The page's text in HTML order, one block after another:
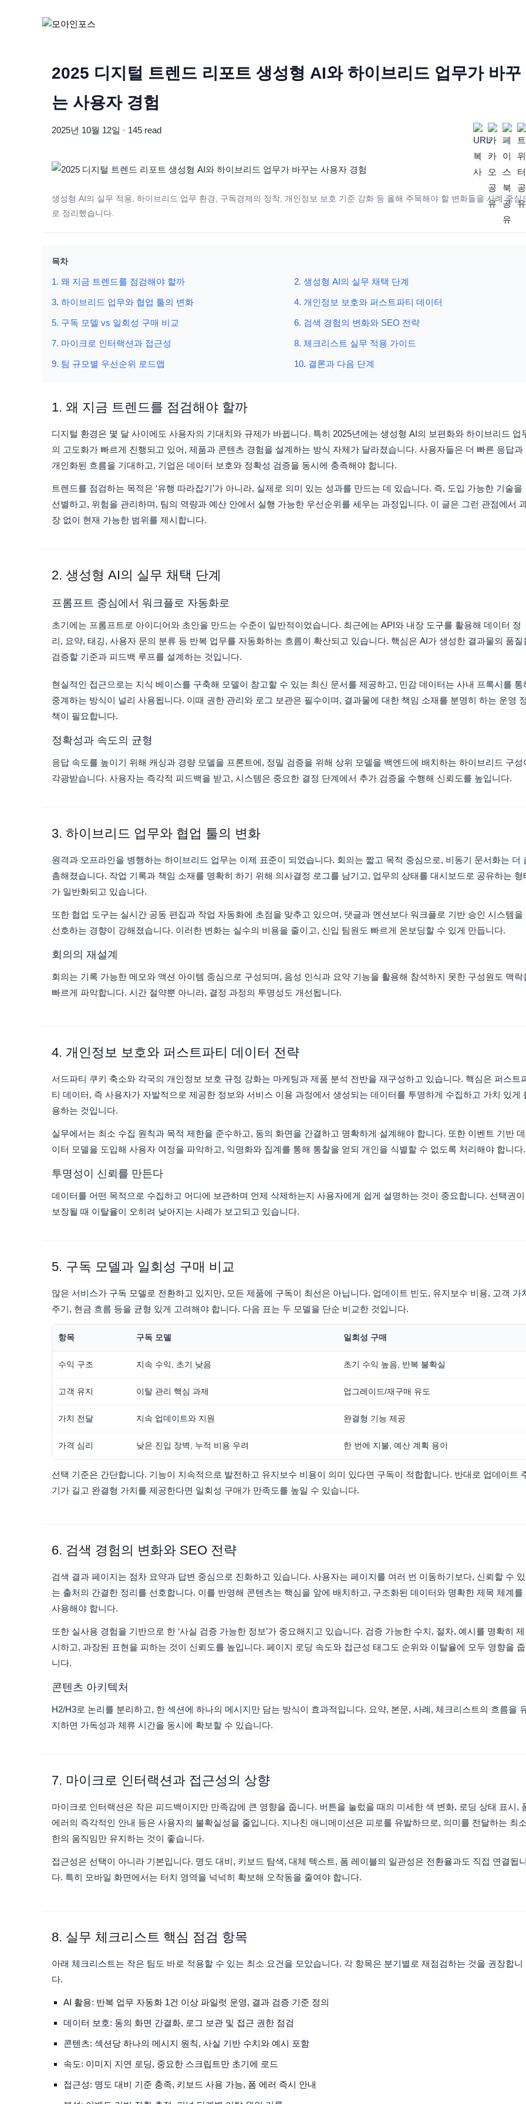
2025 디지털 트렌드 리포트 생성형 AI와 하이브리드 업무가 바꾸
는 사용자 경험
2025년 10월 12일 · 145 read
생성형 AI의 실무 적용, 하이브리드 업무 환경, 구독경제의 정착, 개인정보 보호 기준 강화 등 올해 주목해야 할 변화들을 사례 중심
로 정리했습니다.
목차
1. 왜 지금 트렌드를 점검해야 할까 2. 생성형 AI의 실무 채택 단계
3. 하이브리드 업무와 협업 툴의 변화 4. 개인정보 보호와 퍼스트파티 데이터
5. 구독 모델 vs 일회성 구매 비교 6. 검색 경험의 변화와 SEO 전략
7. 마이크로 인터랙션과 접근성 8. 체크리스트 실무 적용 가이드
9. 팀 규모별 우선순위 로드맵 10. 결론과 다음 단계
1. 왜 지금 트렌드를 점검해야 할까
디지털 환경은 몇 달 사이에도 사용자의 기대치와 규제가 바뀝니다. 특히 2025년에는 생성형 AI의 보편화와 하이브리드 업
의 고도화가 빠르게 진행되고 있어, 제품과 콘텐츠 경험을 설계하는 방식 자체가 달라졌습니다. 사용자들은 더 빠른 응답과
개인화된 흐름을 기대하고, 기업은 데이터 보호와 정확성 검증을 동시에 충족해야 합니다.
트렌드를 점검하는 목적은 ‘유행 따라잡기’가 아니라, 실제로 의미 있는 성과를 만드는 데 있습니다. 즉, 도입 가능한 기술을
선별하고, 위험을 관리하며, 팀의 역량과 예산 안에서 실행 가능한 우선순위를 세우는 과정입니다. 이 글은 그런 관점에서
장 없이 현재 가능한 범위를 제시합니다.
2. 생성형 AI의 실무 채택 단계
프롬프트 중심에서 워크플로 자동화로
초기에는 프롬프트로 아이디어와 초안을 만드는 수준이 일반적이었습니다. 최근에는 API와 내장 도구를 활용해 데이터 정
리, 요약, 태깅, 사용자 문의 분류 등 반복 업무를 자동화하는 흐름이 확산되고 있습니다. 핵심은 AI가 생성한 결과물의 품질
검증할 기준과 피드백 루프를 설계하는 것입니다.
현실적인 접근으로는 지식 베이스를 구축해 모델이 참고할 수 있는 최신 문서를 제공하고, 민감 데이터는 사내 프록시를 통
중계하는 방식이 널리 사용됩니다. 이때 권한 관리와 로그 보관은 필수이며, 결과물에 대한 책임 소재를 분명히 하는 운영
책이 필요합니다.
정확성과 속도의 균형
응답 속도를 높이기 위해 캐싱과 경량 모델을 프론트에, 정밀 검증을 위해 상위 모델을 백엔드에 배치하는 하이브리드 구성
각광받습니다. 사용자는 즉각적 피드백을 받고, 시스템은 중요한 결정 단계에서 추가 검증을 수행해 신뢰도를 높입니다.
3. 하이브리드 업무와 협업 툴의 변화
원격과 오프라인을 병행하는 하이브리드 업무는 이제 표준이 되었습니다. 회의는 짧고 목적 중심으로, 비동기 문서화는 더
촘해졌습니다. 작업 기록과 책임 소재를 명확히 하기 위해 의사결정 로그를 남기고, 업무의 상태를 대시보드로 공유하는 형
가 일반화되고 있습니다.
또한 협업 도구는 실시간 공동 편집과 작업 자동화에 초점을 맞추고 있으며, 댓글과 멘션보다 워크플로 기반 승인 시스템을
선호하는 경향이 강해졌습니다. 이러한 변화는 실수의 비용을 줄이고, 신입 팀원도 빠르게 온보딩할 수 있게 만듭니다.
회의의 재설계
회의는 기록 가능한 메모와 액션 아이템 중심으로 구성되며, 음성 인식과 요약 기능을 활용해 참석하지 못한 구성원도 맥락
빠르게 파악합니다. 시간 절약뿐 아니라, 결정 과정의 투명성도 개선됩니다.
4. 개인정보 보호와 퍼스트파티 데이터 전략
서드파티 쿠키 축소와 각국의 개인정보 보호 규정 강화는 마케팅과 제품 분석 전반을 재구성하고 있습니다. 핵심은 퍼스트
티 데이터, 즉 사용자가 자발적으로 제공한 정보와 서비스 이용 과정에서 생성되는 데이터를 투명하게 수집하고 가치 있게
용하는 것입니다.
실무에서는 최소 수집 원칙과 목적 제한을 준수하고, 동의 화면을 간결하고 명확하게 설계해야 합니다. 또한 이벤트 기반 데
이터 모델을 도입해 사용자 여정을 파악하고, 익명화와 집계를 통해 통찰을 얻되 개인을 식별할 수 없도록 처리해야 합니다.
투명성이 신뢰를 만든다
데이터를 어떤 목적으로 수집하고 어디에 보관하며 언제 삭제하는지 사용자에게 쉽게 설명하는 것이 중요합니다. 선택권이
보장될 때 이탈율이 오히려 낮아지는 사례가 보고되고 있습니다.
5. 구독 모델과 일회성 구매 비교
많은 서비스가 구독 모델로 전환하고 있지만, 모든 제품에 구독이 최선은 아닙니다. 업데이트 빈도, 유지보수 비용, 고객 가
주기, 현금 흐름 등을 균형 있게 고려해야 합니다. 다음 표는 두 모델을 단순 비교한 것입니다.
항목 구독 모델 일회성 구매
수익 구조 지속 수익, 초기 낮음 초기 수익 높음, 반복 불확실
고객 유지 이탈 관리 핵심 과제 업그레이드/재구매 유도
가치 전달 지속 업데이트와 지원 완결형 기능 제공
가격 심리 낮은 진입 장벽, 누적 비용 우려 한 번에 지불, 예산 계획 용이
선택 기준은 간단합니다. 기능이 지속적으로 발전하고 유지보수 비용이 의미 있다면 구독이 적합합니다. 반대로 업데이트
기가 길고 완결형 가치를 제공한다면 일회성 구매가 만족도를 높일 수 있습니다.
6. 검색 경험의 변화와 SEO 전략
검색 결과 페이지는 점차 요약과 답변 중심으로 진화하고 있습니다. 사용자는 페이지를 여러 번 이동하기보다, 신뢰할 수 있
는 출처의 간결한 정리를 선호합니다. 이를 반영해 콘텐츠는 핵심을 앞에 배치하고, 구조화된 데이터와 명확한 제목 체계를
사용해야 합니다.
또한 실사용 경험을 기반으로 한 ‘사실 검증 가능한 정보’가 중요해지고 있습니다. 검증 가능한 수치, 절차, 예시를 명확히 제
시하고, 과장된 표현을 피하는 것이 신뢰도를 높입니다. 페이지 로딩 속도와 접근성 태그도 순위와 이탈율에 모두 영향을 줍
니다.
콘텐츠 아키텍처
H2/H3로 논리를 분리하고, 한 섹션에 하나의 메시지만 담는 방식이 효과적입니다. 요약, 본문, 사례, 체크리스트의 흐름을
지하면 가독성과 체류 시간을 동시에 확보할 수 있습니다.
7. 마이크로 인터랙션과 접근성의 상향
마이크로 인터랙션은 작은 피드백이지만 만족감에 큰 영향을 줍니다. 버튼을 눌렀을 때의 미세한 색 변화, 로딩 상태 표시,
에러의 즉각적인 안내 등은 사용자의 불확실성을 줄입니다. 지나친 애니메이션은 피로를 유발하므로, 의미를 전달하는 최
한의 움직임만 유지하는 것이 좋습니다.
접근성은 선택이 아니라 기본입니다. 명도 대비, 키보드 탐색, 대체 텍스트, 폼 레이블의 일관성은 전환율과도 직접 연결됩
다. 특히 모바일 화면에서는 터치 영역을 넉넉히 확보해 오작동을 줄여야 합니다.
8. 실무 체크리스트 핵심 점검 항목
아래 체크리스트는 작은 팀도 바로 적용할 수 있는 최소 요건을 모았습니다. 각 항목은 분기별로 재점검하는 것을 권장합니
다.
AI 활용: 반복 업무 자동화 1건 이상 파일럿 운영, 결과 검증 기준 정의
데이터 보호: 동의 화면 간결화, 로그 보관 및 접근 권한 점검
콘텐츠: 섹션당 하나의 메시지 원칙, 사실 기반 수치와 예시 포함
속도: 이미지 지연 로딩, 중요한 스크립트만 초기에 로드
접근성: 명도 대비 기준 충족, 키보드 사용 가능, 폼 에러 즉시 안내